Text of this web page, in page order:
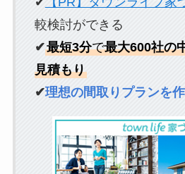
較検討ができる
✔最短3分で最大600社の
見積もり
✔理想の間取りプランを